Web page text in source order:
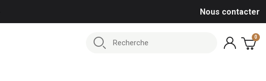
Nous contacter